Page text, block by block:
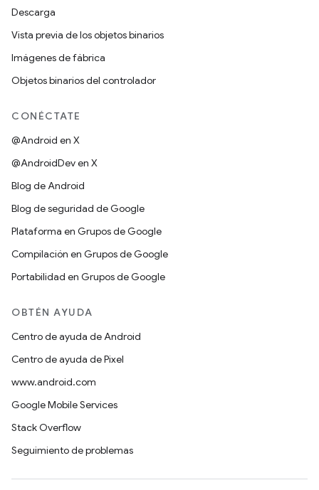
Descarga
Vista previa de los objetos binarios
Imágenes de fábrica
Objetos binarios del controlador
CONÉCTATE
@Android en X
@AndroidDev en X
Blog de Android
Blog de seguridad de Google
Plataforma en Grupos de Google
Compilación en Grupos de Google
Portabilidad en Grupos de Google
OBTÉN AYUDA
Centro de ayuda de Android
Centro de ayuda de Pixel
www.android.com
Google Mobile Services
Stack Overflow
Seguimiento de problemas